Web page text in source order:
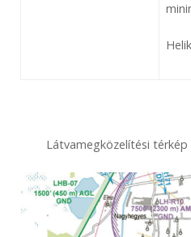
Látvamegközelítési